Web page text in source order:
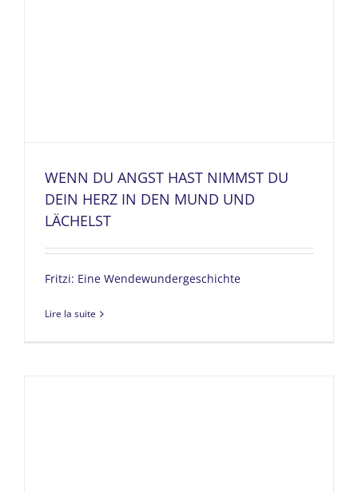
WENN DU ANGST HAST NIMMST DU
DEIN HERZ IN DEN MUND UND
LÄCHELST
Fritzi: Eine Wendewundergeschichte
Lire la suite